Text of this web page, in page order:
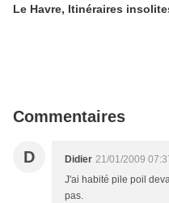
Le Havre, Itinéraires
Commentaires
D Didier 21/01/2009
J'ai habité pile poil
pas.